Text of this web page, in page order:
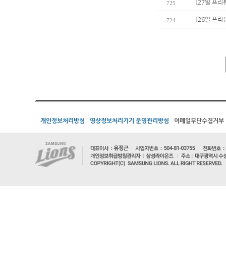
725 [27일 프리
724 [26일 프리
개인정보처리방침 영상정보처리기기 운영관리방침 이메일무단수집거부